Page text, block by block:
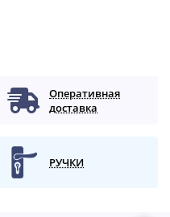
Оперативная
доставка
РУЧКИ